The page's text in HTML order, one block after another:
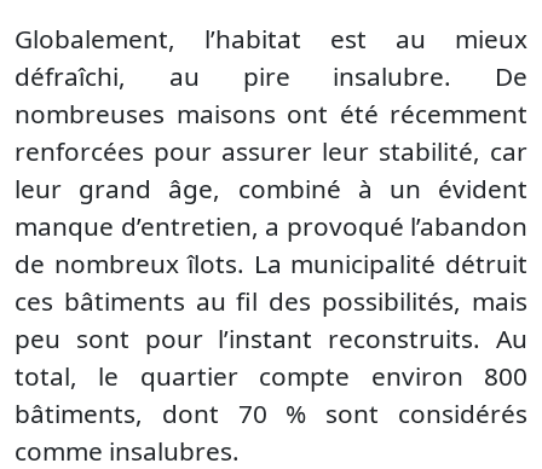
Globalement, l’habitat est au mieux
défraîchi, au pire insalubre. De
nombreuses maisons ont été récemment
renforcées pour assurer leur stabilité, car
leur grand âge, combiné à un évident
manque d’entretien, a provoqué l’abandon
de nombreux îlots. La municipalité détruit
ces bâtiments au fil des possibilités, mais
peu sont pour l’instant reconstruits. Au
total, le quartier compte environ 800
bâtiments, dont 70 % sont considérés
comme insalubres.